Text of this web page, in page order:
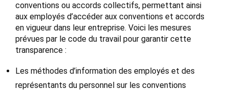
conventions ou accords collectifs, permettant ainsi
aux employés d’accéder aux conventions et accords
en vigueur dans leur entreprise. Voici les mesures
prévues par le code du travail pour garantir cette
transparence :
Les méthodes d’information des employés et des
représentants du personnel sur les conventions